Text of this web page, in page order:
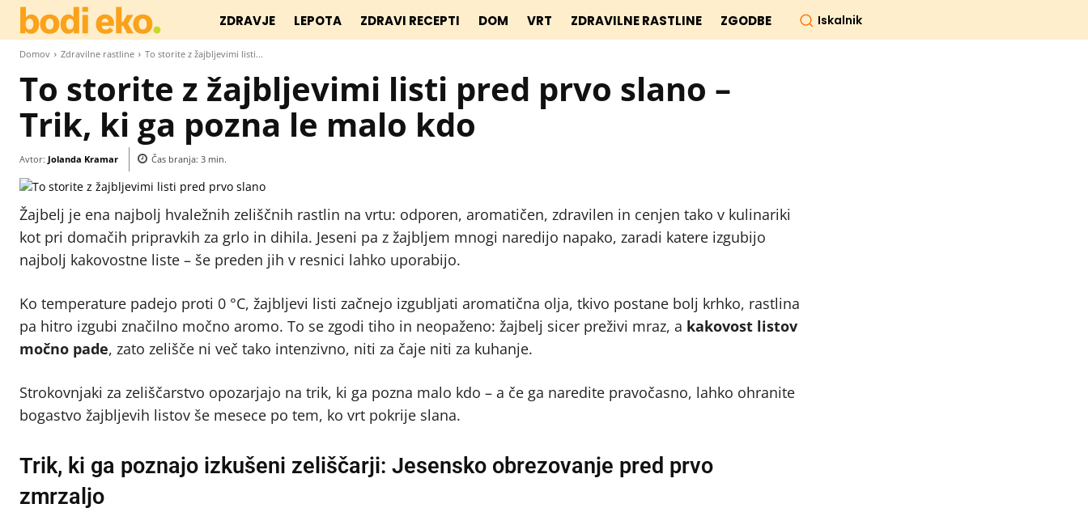
ZDRAVJE LEPOTA ZDRAVI RECEPTI DOM VRT ZDRAVILNE RASTLINE ZGODBE Iskalnik
Domov Zdravilne rastline To storite z žajbljevimi listi...
To storite z žajbljevimi listi pred prvo slano –
Trik, ki ga pozna le malo kdo
Avtor: Jolanda Kramar Čas branja: 3 min.
Žajbelj je ena najbolj hvaležnih zeliščnih rastlin na vrtu: odporen, aromatičen, zdravilen in cenjen tako v kulinariki
kot pri domačih pripravkih za grlo in dihila. Jeseni pa z žajbljem mnogi naredijo napako, zaradi katere izgubijo
najbolj kakovostne liste – še preden jih v resnici lahko uporabijo.
Ko temperature padejo proti 0 °C, žajbljevi listi začnejo izgubljati aromatična olja, tkivo postane bolj krhko, rastlina
pa hitro izgubi značilno močno aromo. To se zgodi tiho in neopaženo: žajbelj sicer preživi mraz, a kakovost listov
močno pade, zato zelišče ni več tako intenzivno, niti za čaje niti za kuhanje.
Strokovnjaki za zeliščarstvo opozarjajo na trik, ki ga pozna malo kdo – a če ga naredite pravočasno, lahko ohranite
bogastvo žajbljevih listov še mesece po tem, ko vrt pokrije slana.
Trik, ki ga poznajo izkušeni zeliščarji: Jesensko obrezovanje pred prvo
zmrzaljo